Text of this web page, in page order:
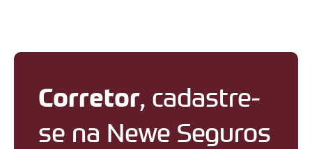
Corretor, cadastre-
se na Newe Seguros